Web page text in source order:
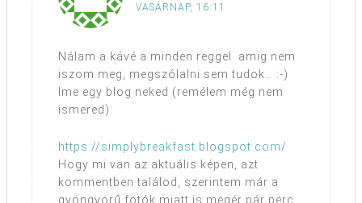
VASÁRNAP, 16:11
Nálam a kávé a minden reggel. amig nem
iszom meg, megszólalni sem tudok… :-)
Ime egy blog neked (remélem még nem
ismered):
https://simplybreakfast.blogspot.com/
Hogy mi van az aktuális képen, azt
kommentben találod, szerintem már a
gyöngyörű fotók miatt is megér pár perc